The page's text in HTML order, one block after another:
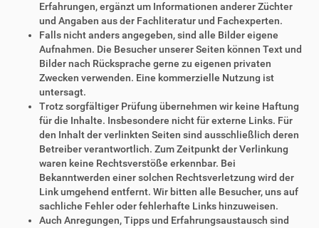
Erfahrungen, ergänzt um Informationen anderer Züchter
und Angaben aus der Fachliteratur und Fachexperten.
Falls nicht anders angegeben, sind alle Bilder eigene
Aufnahmen. Die Besucher unserer Seiten können Text und
Bilder nach Rücksprache gerne zu eigenen privaten
Zwecken verwenden. Eine kommerzielle Nutzung ist
untersagt.
Trotz sorgfältiger Prüfung übernehmen wir keine Haftung
für die Inhalte. Insbesondere nicht für externe Links. Für
den Inhalt der verlinkten Seiten sind ausschließlich deren
Betreiber verantwortlich. Zum Zeitpunkt der Verlinkung
waren keine Rechtsverstöße erkennbar. Bei
Bekanntwerden einer solchen Rechtsverletzung wird der
Link umgehend entfernt. Wir bitten alle Besucher, uns auf
sachliche Fehler oder fehlerhafte Links hinzuweisen.
Auch Anregungen, Tipps und Erfahrungsaustausch sind